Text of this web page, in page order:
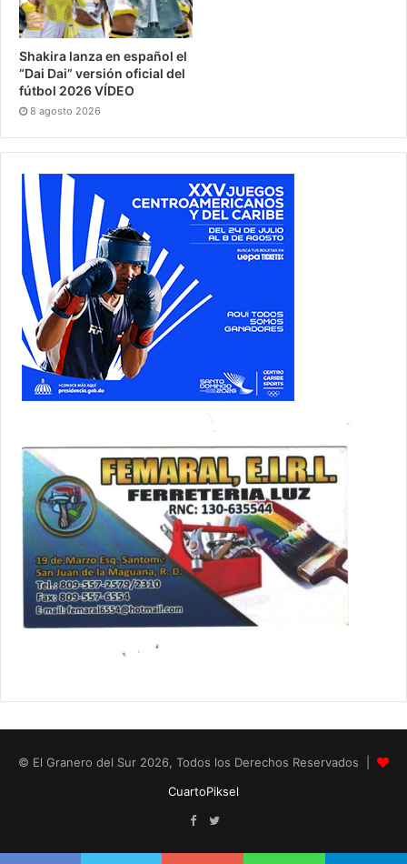
Shakira lanza en español el
“Dai Dai” versión oficial del
fútbol 2026 VÍDEO
8 agosto 2026
© El Granero del Sur 2026, Todos los Derechos Reservados |
CuartoPiksel